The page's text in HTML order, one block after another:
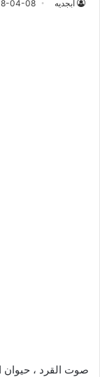
ابجديه 04-08
صوت القرد ، حيوان